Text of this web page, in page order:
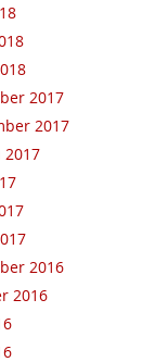
2017
2017
2016
2016